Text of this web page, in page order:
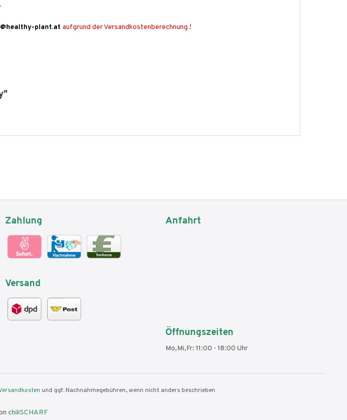
plant.at aufgrund der Versandkostenberechnung !
Zahlung
Versand
Anfahrt
Öffnungszeiten
Mo,Mi,Fr: 11:00 - 18:00 Uhr
und ggf. Nachnahmegebühren, wenn nicht anders beschrieben
chiliSCHARF